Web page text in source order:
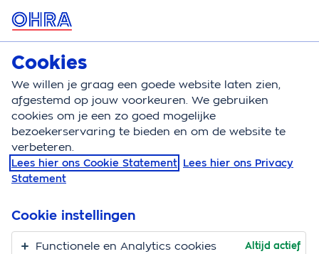
MENU
Zorgverzekering
Zorgverzekering Vergoeding Vrouwen consult
Vergoeding vrouwen
consult en advies
vrouwen consult en advies. Consulten voor vrouwen
hebben te maken met, of zijn gericht op:
Cookies
We willen je graag een goede website laten zien,
afgestemd op jouw voorkeuren. We gebruiken
cookies om je een zo goed mogelijke
bezoekerservaring te bieden en om de website te
verbeteren.
Lees hier ons Cookie Statement Lees hier ons Privacy
Statement
Cookie instellingen
Functionele en Analytics cookies Altijd actief